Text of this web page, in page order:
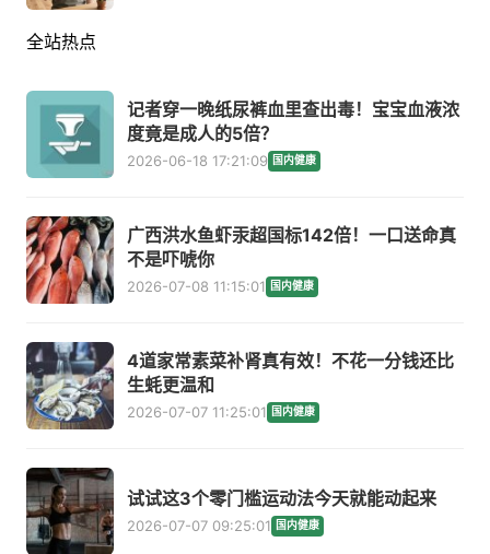
全站热点
记者穿一晚纸尿裤血里查出毒！宝宝血液浓
度竟是成人的5倍？
2026-06-18 17:21:09 国内健康
广西洪水鱼虾汞超国标142倍！一口送命真
不是吓唬你
2026-07-08 11:15:01 国内健康
4道家常素菜补肾真有效！不花一分钱还比
生蚝更温和
2026-07-07 11:25:01 国内健康
试试这3个零门槛运动法今天就能动起来
2026-07-07 09:25:01 国内健康